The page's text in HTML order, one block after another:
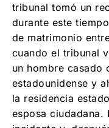
tribunal tomó un
durante este
de matrimonio
cuando el tribunal
un hombre casado
estadounidense y
la residencia
esposa ciudadana.